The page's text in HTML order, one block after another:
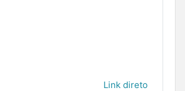
Link direto